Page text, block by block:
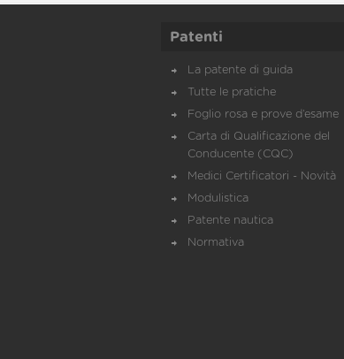
Patenti
La patente di guida
Tutte le pratiche
Foglio rosa e prove d’esame
Carta di Qualificazione del
Conducente (CQC)
Medici Certificatori - Novità
Modulistica
Patente nautica
Normativa